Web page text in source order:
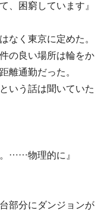
、困窮しています』
なく東京に定めた。
の良い場所は輪をか
離通勤だった。
いう話は聞いていた
。……物理的に』
部分にダンジョンが